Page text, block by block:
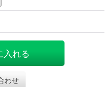
入れる
わせ